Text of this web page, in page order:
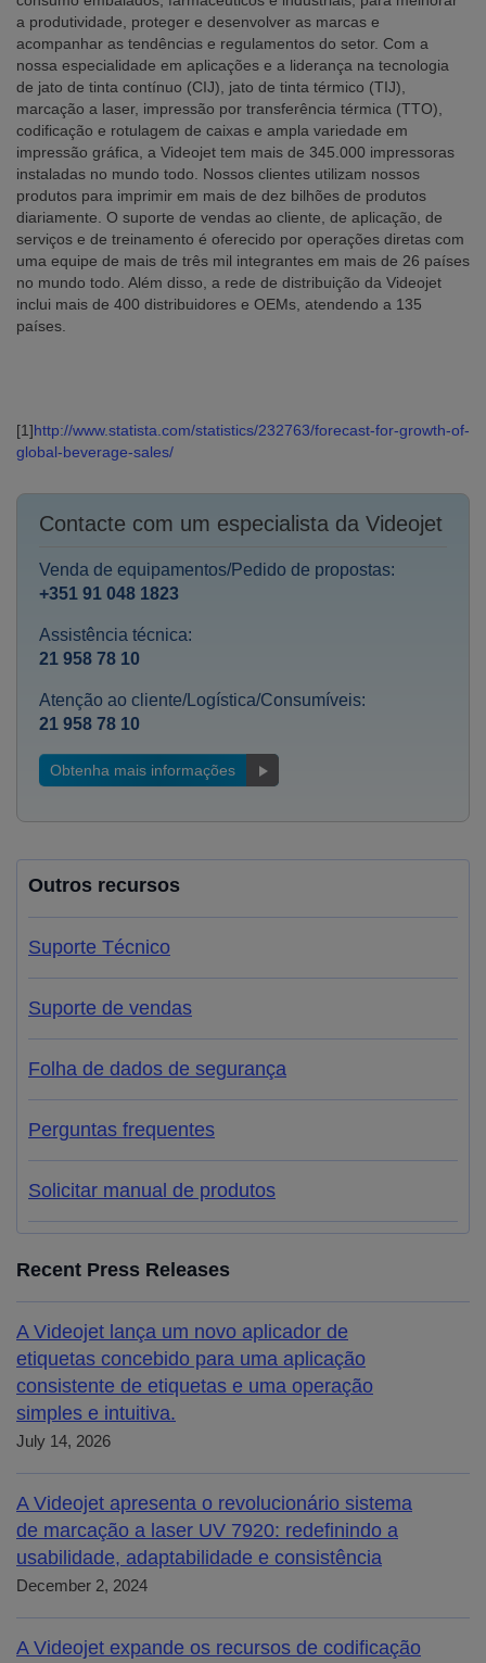
a produtividade, proteger e desenvolver as marcas e
acompanhar as tendências e regulamentos do setor. Com a
nossa especialidade em aplicações e a liderança na tecnologia
de jato de tinta contínuo (CIJ), jato de tinta térmico (TIJ),
marcação a laser, impressão por transferência térmica (TTO),
codificação e rotulagem de caixas e ampla variedade em
impressão gráfica, a Videojet tem mais de 345.000 impressoras
instaladas no mundo todo. Nossos clientes utilizam nossos
produtos para imprimir em mais de dez bilhões de produtos
diariamente. O suporte de vendas ao cliente, de aplicação, de
serviços e de treinamento é oferecido por operações diretas com
uma equipe de mais de três mil integrantes em mais de 26 países
no mundo todo. Além disso, a rede de distribuição da Videojet
inclui mais de 400 distribuidores e OEMs, atendendo a 135
países.
[1]http://www.statista.com/statistics/232763/forecast-for-growth-of-
global-beverage-sales/
Contacte com um especialista da Videojet
Venda de equipamentos/Pedido de propostas:
+351 91 048 1823
Assistência técnica:
21 958 78 10
Atenção ao cliente/Logística/Consumíveis:
21 958 78 10
Obtenha mais informações
Outros recursos
Suporte Técnico
Suporte de vendas
Folha de dados de segurança
Perguntas frequentes
Solicitar manual de produtos
Recent Press Releases
A Videojet lança um novo aplicador de
etiquetas concebido para uma aplicação
consistente de etiquetas e uma operação
simples e intuitiva.
July 14, 2026
A Videojet apresenta o revolucionário sistema
de marcação a laser UV 7920: redefinindo a
usabilidade, adaptabilidade e consistência
December 2, 2024
A Videojet expande os recursos de codificação